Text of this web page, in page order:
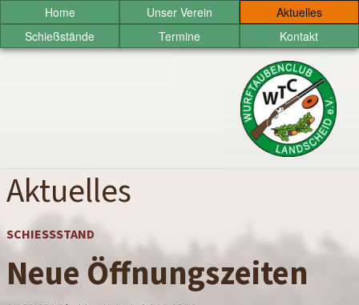
zum
Inhalt
Home Unser Verein
Aktuelles
Schießstände
Termine Kontakt
Wurftaubenclub
Landscheid
Aktuelles
SCHIESSSTAND
Neue Öffnungszeiten